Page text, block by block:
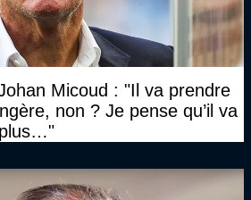
Micoud : "Il va prendre
non ? Je pense qu’il va